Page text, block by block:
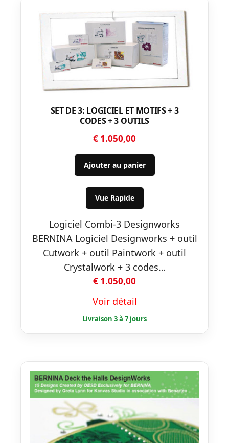
SET DE 3: LOGICIEL ET MOTIFS + 3
CODES + 3 OUTILS
€ 1.050,00
Ajouter au panier
Vue Rapide
Logiciel Combi-3 Designworks
BERNINA Logiciel Designworks + outil
Cutwork + outil Paintwork + outil
Crystalwork + 3 codes…
€ 1.050,00
Voir détail